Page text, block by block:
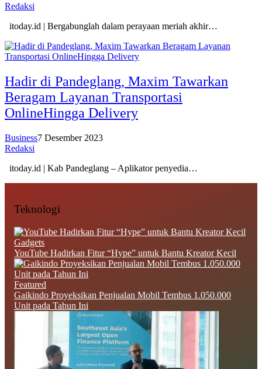
Redaksi
itoday.id | Bergabunglah dalam perayaan meriah akhir…
Hadir di Pandeglang, Maxim Tawarkan
Beragam Layanan Transportasi
OnlineHingga Delivery
Business7 Desember 2023
Redaksi
itoday.id | Kab Pandeglang – Aplikator penyedia…
Teknologi
Gadgets
YouTube Hadirkan Fitur “Hype” untuk Bantu Kreator Kecil
Featured
Gaikindo Proyeksikan Penjualan Mobil Tembus 1.050.000
Unit pada Tahun Ini